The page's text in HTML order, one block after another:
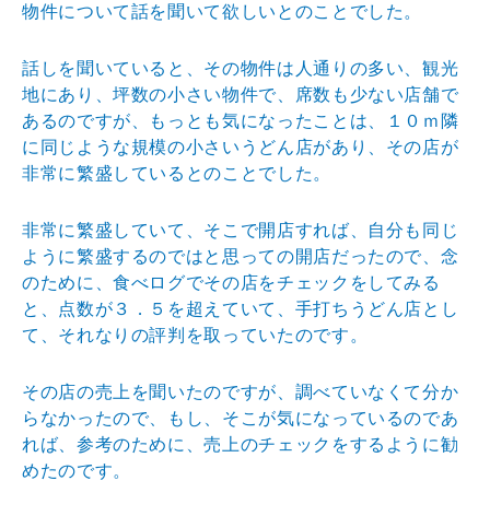
物件について話を聞いて欲しいとのことでした。
話しを聞いていると、その物件は人通りの多い、観光
地にあり、坪数の小さい物件で、席数も少ない店舗で
あるのですが、もっとも気になったことは、１０ｍ隣
に同じような規模の小さいうどん店があり、その店が
非常に繁盛してい るとのことでした。
非常に繁盛していて、そこで開店すれば、自分も同じ
よう に繁盛するのではと思っての開店だったので、念
のために
、食べログでその店をチェックをしてみる
と、点数が３．
５を超えていて、手打ちうどん店とし
て、それなりの評判 を取っていたのです。
その店の売上を聞いたのですが、調べていなくて分か
らなかったので、もし、そこが気になっているのであ
れば、参考のために、売上のチェックをするように勧
めたのです。